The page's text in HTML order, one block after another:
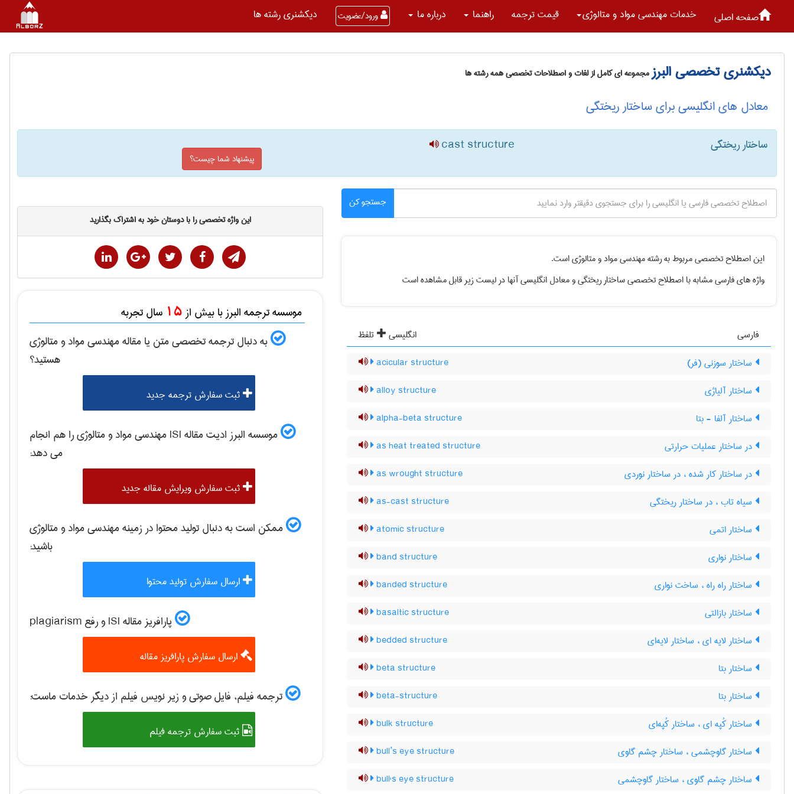
صفحه اصلی خدمات مهندسی مواد و متالوژی قیمت ترجمه راهنما درباره ما ورود/عضویت دیکشنری رشته ها
دیکشنری تخصصی البرزمجموعه ای کامل از لغات و اصطلاحات تخصصی همه رشته ها
معادل های انگلیسی برای ساختار ریختگی
ساختار ریختگی cast structure
پیشنهاد شما چیست؟
جستجو کن
این اصطلاح تخصصی مربوط به رشتهمهندسی مواد و متالوژیاست.
واژه های فارسی مشابه با اصطلاح تخصصیساختار ریختگیو معادل انگلیسی آنها در لیست زیر قابل مشاهده است
فارسی انگلیسی
تلفظ
ساختار سوزنی (فر)
acicular structure
ساختار آلیاژی alloy structure
ساختار آلفا - بتا alpha-beta structure
در ساختار عملیات حرارتی as heat treated structure
در ساختار کار شده ، در ساختار نوردی as wrought structure
سیاه تاب ، در ساختار ریختگی as-cast structure
ساختار اتمی atomic structure
ساختار نواری band structure
ساختار راه راه ، ساخت نواری banded structure
ساختار بازالتی basaltic structure
ساختار لایه ای ، ساختار لایه‌ای bedded structure
ساختار بتا beta structure
ساختار بتا beta-structure
ساختار کُپه ای ، ساختار کُپه‌ای bulk structure
ساختار گاوچشمی ، ساختار چشم گاوی bull’s eye structure
ساختار چشم گاوی ، ساختار گاوچشمی bull's eye structure
این واژه تخصصی را با دوستان خود به اشتراک بگذارید
موسسه ترجمه البرز با بیش از 15 سال تجربه
به دنبال ترجمه تخصصی متن یا مقالهمهندسی مواد و متالوژی
هستید؟
ثبت سفارش ترجمه جدید
موسسه البرز ادیت مقاله ISI مهندسی مواد و متالوژیرا هم انجام
می دهد:
ثبت سفارش ویرایش مقاله جدید
ممکن است به دنبال تولید محتوا در زمینهمهندسی مواد و متالوژی
باشید:
ارسال سفارش تولید محتوا
پارافریز مقاله ISI و رفع plagiarism
ارسال سفارش پارافریز مقاله
ترجمه فیلم، فایل صوتی و زیر نویس فیلم از دیگر خدمات ماست:
ثبت سفارش ترجمه فیلم